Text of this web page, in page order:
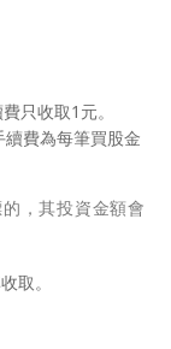
只收取1元。
費為每筆買股金
，其投資金額會
取。